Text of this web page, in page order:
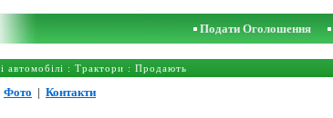
Подати Оголошення
автомобілі : Трактори : Продають
Фото | Контакти